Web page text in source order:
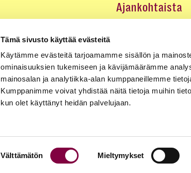
Tämä sivusto käyttää evästeitä
Käytämme evästeitä tarjoamamme sisällön ja
ominaisuuksien tukemiseen ja kävijämäärämme
mainosalan ja analytiikka-alan kumppaneillemme
Kumppanimme voivat yhdistää näitä tietoja muihin
kun olet käyttänyt heidän palvelujaan.
Välttämätön Mieltymykset
Ajankohtaista
Koulutukset ja
Yhteystiedot
Palaute Yhteystiedot